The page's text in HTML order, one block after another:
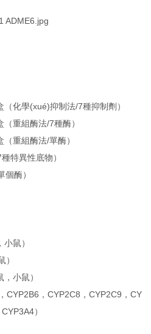
化學(xué)抑制法/7種抑制劑）
重組酶法/7種酶）
重組酶法/單酶）
特異性底物）
酶）
小鼠）
）
，小鼠）
，CYP2C8，CYP2C9，CY
CYP3A4）